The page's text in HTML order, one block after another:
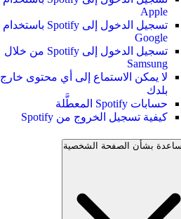
Apple
تسجيل الدخول إلى Spotify باستخدام
Google
تسجيل الدخول إلى Spotify من خلال
Samsung
لا يمكن الاستماع إلى أي محتوى خارج
بلدك
حسابات Spotify المعطَّلة
كيفية تسجيل الخروج من Spotify
بشأن الصفحة الشخصية